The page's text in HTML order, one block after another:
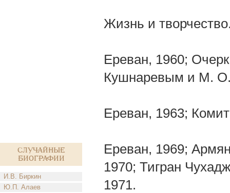
Случайные
биографии
И.В. Биркин
Ю.П. Алаев
Жизнь и
Ереван, 1960;
Кушнаревым и М.
Ереван, 1963;
Ереван, 1969;
1970; Тигран
1971.